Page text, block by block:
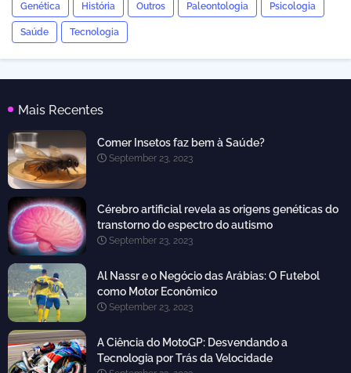
Genética História Outros Paleontologia Psicologia
Saúde Tecnologia
Mais Recentes
Comer Insetos faz bem à Saúde?
September 23, 2023
Cérebro artificial revela as origens genéticas do
transtorno do espectro do autismo
September 23, 2023
Al Nassr e o Negócio das Arábias: O Futebol
como Motor Econômico
September 23, 2023
A Ciência do MotoGP: Desvendando a
Tecnologia por Trás da Velocidade